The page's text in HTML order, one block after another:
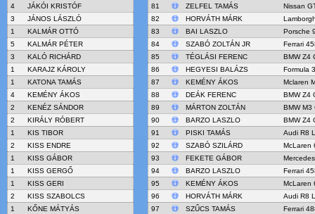
4
JÁKÓI KRISTÓF
3
JÁNOS LÁSZLÓ
1
KALMÁR OTTÓ
5
KALMÁR PÉTER
3
KALÓ RICHÁRD
1
KARAJZ KÁROLY
1
KATONA TAMÁS
4
KEMÉNY ÁKOS
2
KENÉZ SÁNDOR
2
KIRÁLY RÓBERT
1
KIS TIBOR
2
KISS ENDRE
1
KISS GÁBOR
1
KISS GERGŐ
1
KISS GERI
2
KISS SZABOLCS
1
KŐNE MÁTYÁS
81
ZELFEL TAMÁS
Nissan
82
HORVÁTH MÁRK
83
BAI LASZLO
Porsche
84
SZABÓ ZOLTÁN JR
Ferrari
85
TÉGLÁSI FERENC
BMW Z4
86
HEGYESI BALÁZS
Formula 3
87
KEMÉNY ÁKOS
Mclaren
88
DEÁK FERENC
BMW Z4
89
MÁRTON ZOLTÁN
BMW M3
90
BARZO LASZLO
BMW Z4
91
PISKI TAMÁS
Audi R8
92
SZABÓ SZILÁRD
McLaren
93
FEKETE GÁBOR
94
BARZO LASZLO
Ferrari
95
KEMÉNY ÁKOS
McLaren
96
HORVÁTH MÁRK
Audi R8
97
SZŰCS TAMÁS
Ferrari